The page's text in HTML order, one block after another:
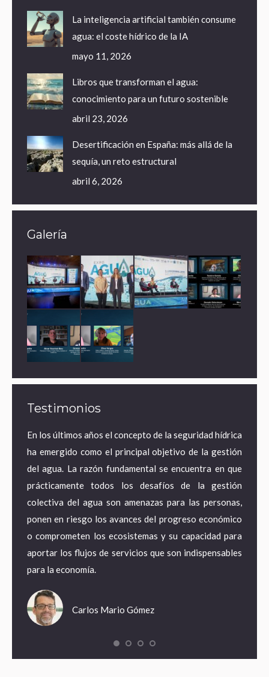
La inteligencia artificial también consume
agua: el coste hídrico de la IA
mayo 11, 2026
Libros que transforman el agua:
conocimiento para un futuro sostenible
abril 23, 2026
Desertificación en España: más allá de la
sequía, un reto estructural
abril 6, 2026
Galería
Testimonios
En los últimos años el concepto de la seguridad hídrica
ha emergido como el principal objetivo de la gestión
del agua. La razón fundamental se encuentra en que
prácticamente todos los desafíos de la gestión
colectiva del agua son amenazas para las personas,
ponen en riesgo los avances del progreso económico
o comprometen los ecosistemas y su capacidad para
aportar los flujos de servicios que son indispensables
para la economía.
Carlos Mario Gómez